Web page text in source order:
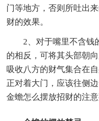
门等地方，否则所吐出
财的效果。
2、对于嘴里不含钱
的相反，可将其头部朝
吸收八方的财气集合在
正对着大门，应该往侧
金蟾怎么摆放招财的注意